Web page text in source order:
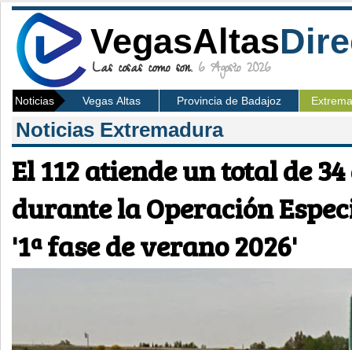
VegasAltas
Las cosas como son. 6 Agosto 2026
Noticias Vegas Altas Provincia de Badajoz
Noticias Extremadura
El 112 atiende un total de
durante la Operación
'1ª fase de verano 2026'